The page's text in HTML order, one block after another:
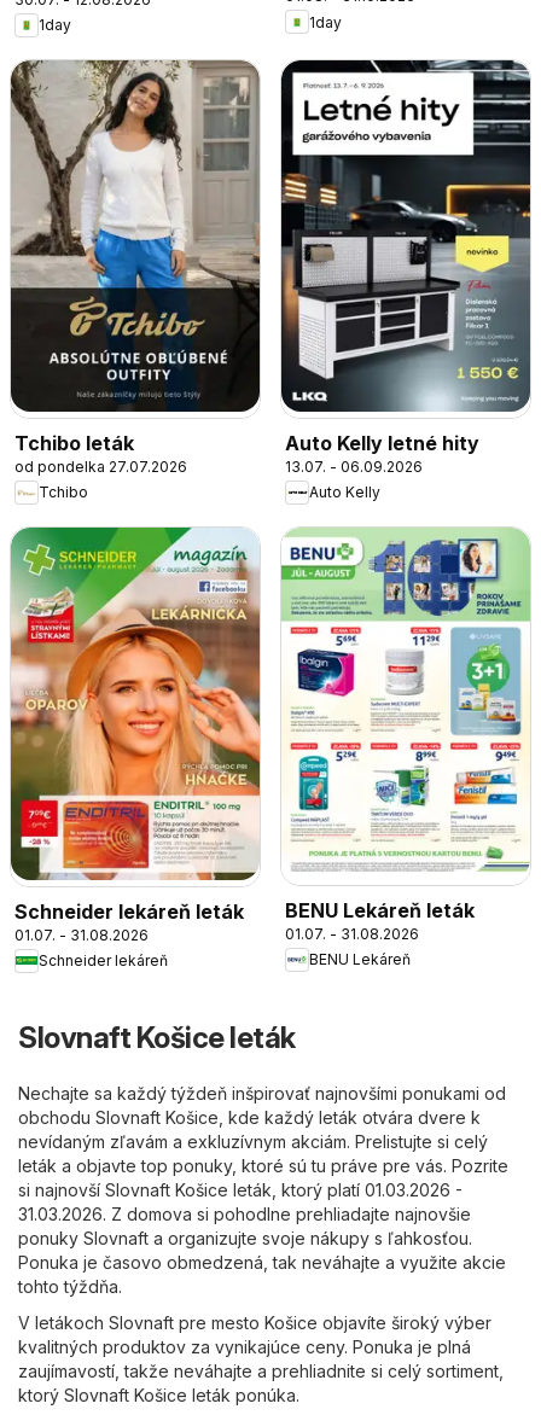
1day
1day
Tchibo leták
od pondelka 27.07.2026
Tchibo
Auto Kelly letné hity
13.07. - 06.09.2026
Auto Kelly
Schneider lekáreň leták
01.07. - 31.08.2026
Schneider lekáreň
BENU Lekáreň leták
01.07. - 31.08.2026
BENU Lekáreň
Slovnaft Košice leták
Nechajte sa každý týždeň inšpirovať najnovšími ponukami od
obchodu Slovnaft Košice, kde každý leták otvára dvere k
nevídaným zľavám a exkluzívnym akciám. Prelistujte si celý
leták a objavte top ponuky, ktoré sú tu práve pre vás. Pozrite
si najnovší Slovnaft Košice leták, ktorý platí 01.03.2026 -
31.03.2026. Z domova si pohodlne prehliadajte najnovšie
ponuky Slovnaft a organizujte svoje nákupy s ľahkosťou.
Ponuka je časovo obmedzená, tak neváhajte a využite akcie
tohto týždňa.
V letákoch Slovnaft pre mesto Košice objavíte široký výber
kvalitných produktov za vynikajúce ceny. Ponuka je plná
zaujímavostí, takže neváhajte a prehliadnite si celý sortiment,
ktorý Slovnaft Košice leták ponúka.